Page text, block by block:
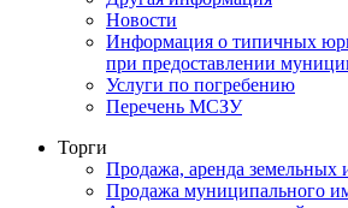
Новости
Информация о типичных
при предоставлении
Услуги по погребению
Перечень МСЗУ
Торги
Продажа, аренда земельных
Продажа муниципального